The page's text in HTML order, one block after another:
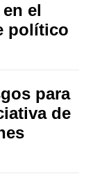
el
político
para
de